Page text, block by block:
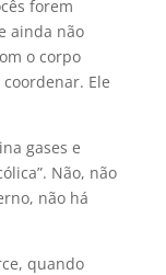
forem
ainda não
o corpo
Ele
gases e
Não, não
não há
quando